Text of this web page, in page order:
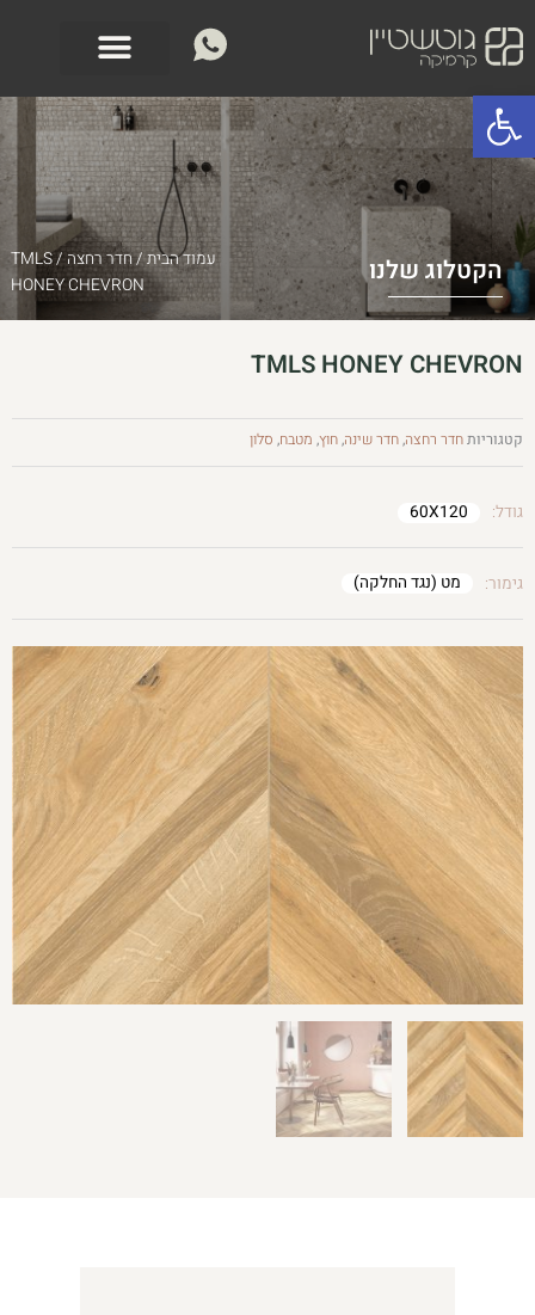
פתח סרגל נגישות
לתוכן
הקטלוג שלנו עמוד הבית/חדר רחצה
/ TMLS
HONEY CHEVRON
TMLS HONEY CHEVRON
קטגוריותחדר רחצה,חדר שינה,חוץ, מטבח, סלון
גודל: 60X120
גימור: מט (נגד החלקה)